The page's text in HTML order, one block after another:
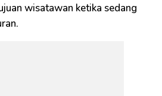
wisatawan ketika sedang